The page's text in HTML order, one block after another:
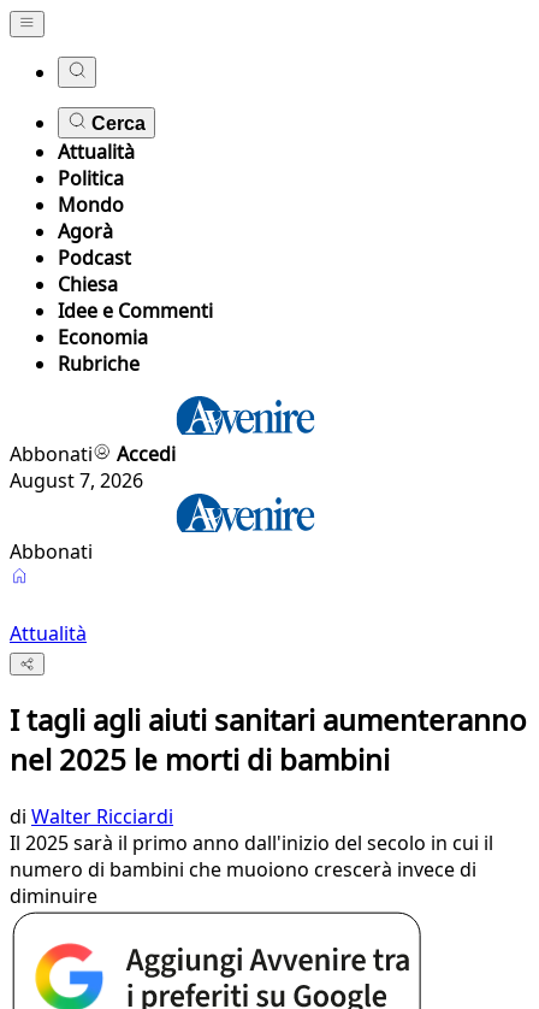
Cerca
Attualità
Politica
Mondo
Agorà
Podcast
Chiesa
Idee e Commenti
Economia
Rubriche
Abbonati
Accedi
August 7, 2026
Abbonati
Attualità
I tagli agli aiuti sanitari aumenteranno
nel 2025 le morti di bambini
di Walter Ricciardi
Il 2025 sarà il primo anno dall'inizio del secolo in cui il
numero di bambini che muoiono crescerà invece di
diminuire